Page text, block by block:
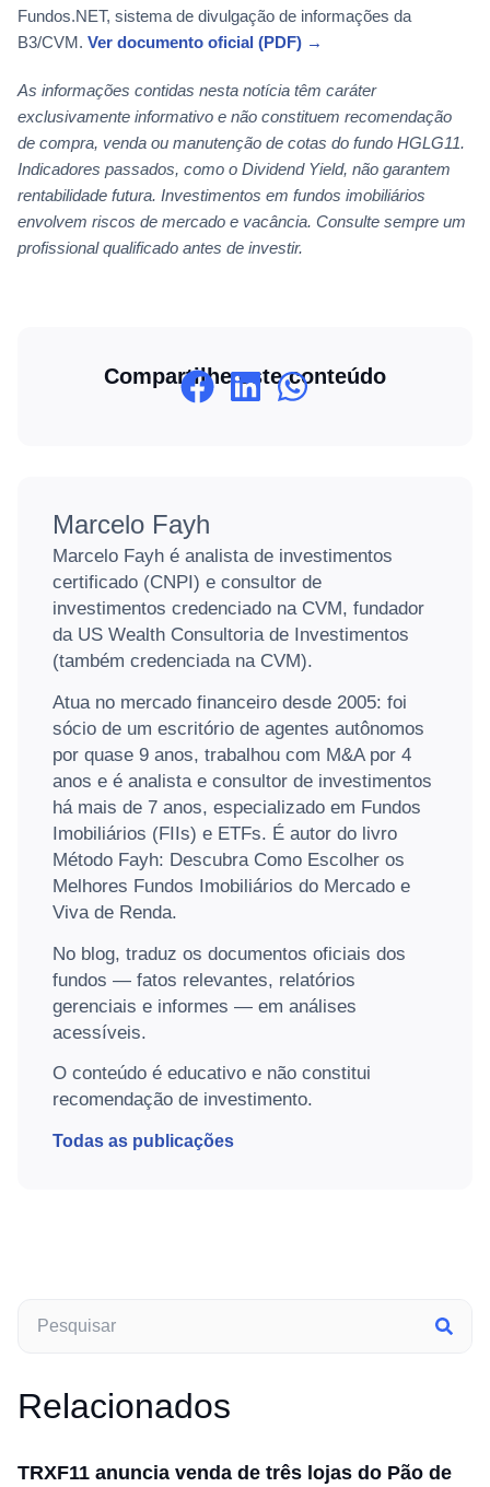
Fundos.NET, sistema de divulgação de informações da
B3/CVM. Ver documento oficial (PDF) →
As informações contidas nesta notícia têm caráter
exclusivamente informativo e não constituem recomendação
de compra, venda ou manutenção de cotas do fundo HGLG11.
Indicadores passados, como o Dividend Yield, não garantem
rentabilidade futura. Investimentos em fundos imobiliários
envolvem riscos de mercado e vacância. Consulte sempre um
profissional qualificado antes de investir.
Compartilhe este conteúdo
Marcelo Fayh
Marcelo Fayh é analista de investimentos
certificado (CNPI) e consultor de
investimentos credenciado na CVM, fundador
da US Wealth Consultoria de Investimentos
(também credenciada na CVM).
Atua no mercado financeiro desde 2005: foi
sócio de um escritório de agentes autônomos
por quase 9 anos, trabalhou com M&A por 4
anos e é analista e consultor de investimentos
há mais de 7 anos, especializado em Fundos
Imobiliários (FIIs) e ETFs. É autor do livro
Método Fayh: Descubra Como Escolher os
Melhores Fundos Imobiliários do Mercado e
Viva de Renda.
No blog, traduz os documentos oficiais dos
fundos — fatos relevantes, relatórios
gerenciais e informes — em análises
acessíveis.
O conteúdo é educativo e não constitui
recomendação de investimento.
Todas as publicações
Relacionados
TRXF11 anuncia venda de três lojas do Pão de